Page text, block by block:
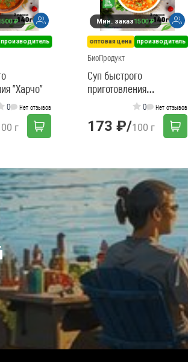
₽
производитель
"Харчо"
0 Нет отзывов
г
Мин. заказ1500 ₽
оптовая цена производитель
БиоПродукт
Суп быстрого
приготовления
"Рассольник"0 Нет отзывов
173 ₽/100 г